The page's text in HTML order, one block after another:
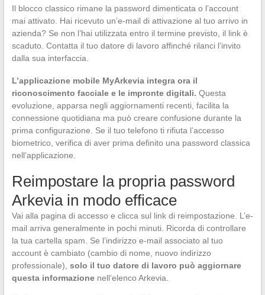
Il blocco classico rimane la password dimenticata o l’account
mai attivato. Hai ricevuto un’e-mail di attivazione al tuo arrivo in
azienda? Se non l’hai utilizzata entro il termine previsto, il link è
scaduto. Contatta il tuo datore di lavoro affinché rilanci l’invito
dalla sua interfaccia.
L’applicazione mobile MyArkevia integra ora il
riconoscimento facciale e le impronte digitali. Questa
evoluzione, apparsa negli aggiornamenti recenti, facilita la
connessione quotidiana ma può creare confusione durante la
prima configurazione. Se il tuo telefono ti rifiuta l’accesso
biometrico, verifica di aver prima definito una password classica
nell’applicazione.
Reimpostare la propria password
Arkevia in modo efficace
Vai alla pagina di accesso e clicca sul link di reimpostazione. L’e-
mail arriva generalmente in pochi minuti. Ricorda di controllare
la tua cartella spam. Se l’indirizzo e-mail associato al tuo
account è cambiato (cambio di nome, nuovo indirizzo
professionale), solo il tuo datore di lavoro può aggiornare
questa informazionenell’elenco Arkevia.